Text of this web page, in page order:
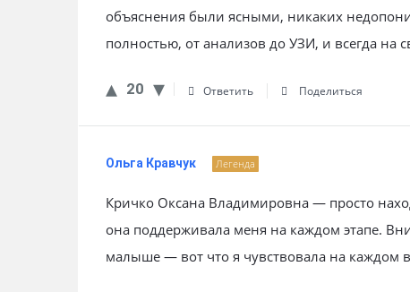
объяснения были ясными, никаких
полностью, от анализов до УЗИ, и всегда на
20 Ответить Поделиться
Ольга Кравчук Легенда
Кричко Оксана Владимировна — просто
она поддерживала меня на каждом этапе.
малыше — вот что я чувствовала на